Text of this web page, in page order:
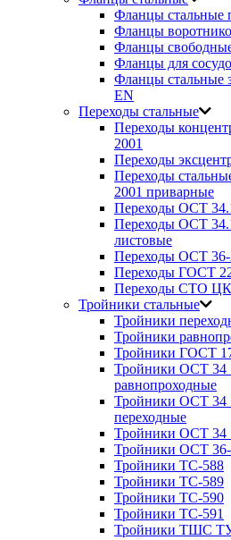
Фланцы стальные
Фланцы
Фланцы
Фланцы для
Фланцы стальные
EN
Переходы стальные
Переходы
2001
Переходы
Переходы
2001 приварные
Переходы ОСТ
Переходы ОСТ
листовые
Переходы ОСТ 36-
Переходы ГОСТ
Переходы СТО
Тройники стальные
Тройники
Тройники
Тройники ГОСТ
Тройники ОСТ 34
равнопроходные
Тройники ОСТ 34
переходные
Тройники ОСТ 34
Тройники ОСТ
Тройники ТС-588
Тройники ТС-589
Тройники ТС-590
Тройники ТС-591
Тройники ТШС ТУ